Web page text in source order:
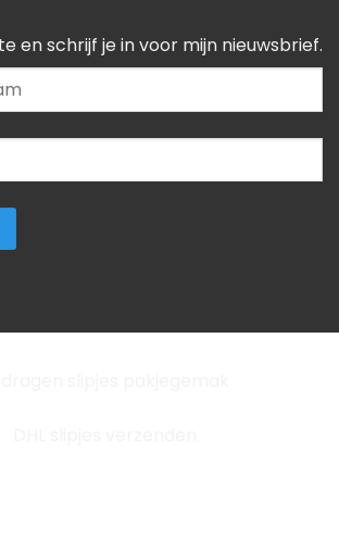
en schrijf je in voor mijn nieuwsbrief.